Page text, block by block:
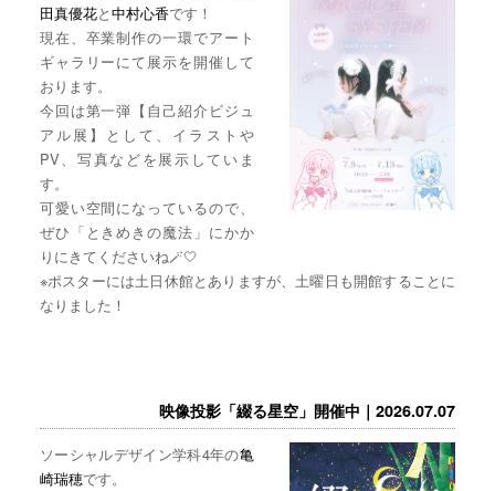
田真優花と中村心香です！
現在、卒業制作の一環でアート
ギャラリーにて展示を開催して
おります。
今回は第一弾【自己紹介ビジュ
アル展】として、イラストや
PV、写真などを展示していま
す。
可愛い空間になっているので、
ぜひ「ときめきの魔法」にかか
りにきてくださいね🪄🤍
※ポスターには土日休館とありますが、土曜日も開館することに
なりました！
映像投影「綴る星空」開催中｜2026.07.07
ソーシャルデザイン学科4年の亀
崎瑞穂です。